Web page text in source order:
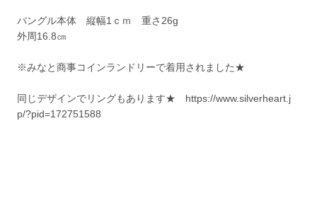
バングル本体 縦幅1ｃｍ 重さ26g
外周16.8㎝
※みなと商事コインランドリーで着用されました★
同じデザインでリングもあります★ https://www.silverheart.j
p/?pid=172751588